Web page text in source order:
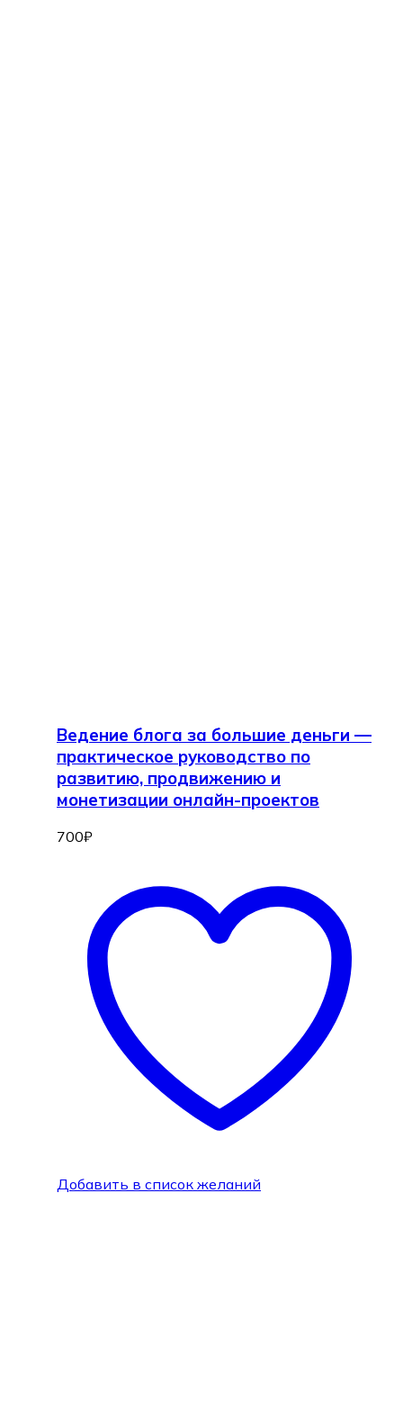
Ведение блога за большие деньги —
практическое руководство по
развитию, продвижению и
монетизации онлайн-проектов
700₽
Добавить в список желаний